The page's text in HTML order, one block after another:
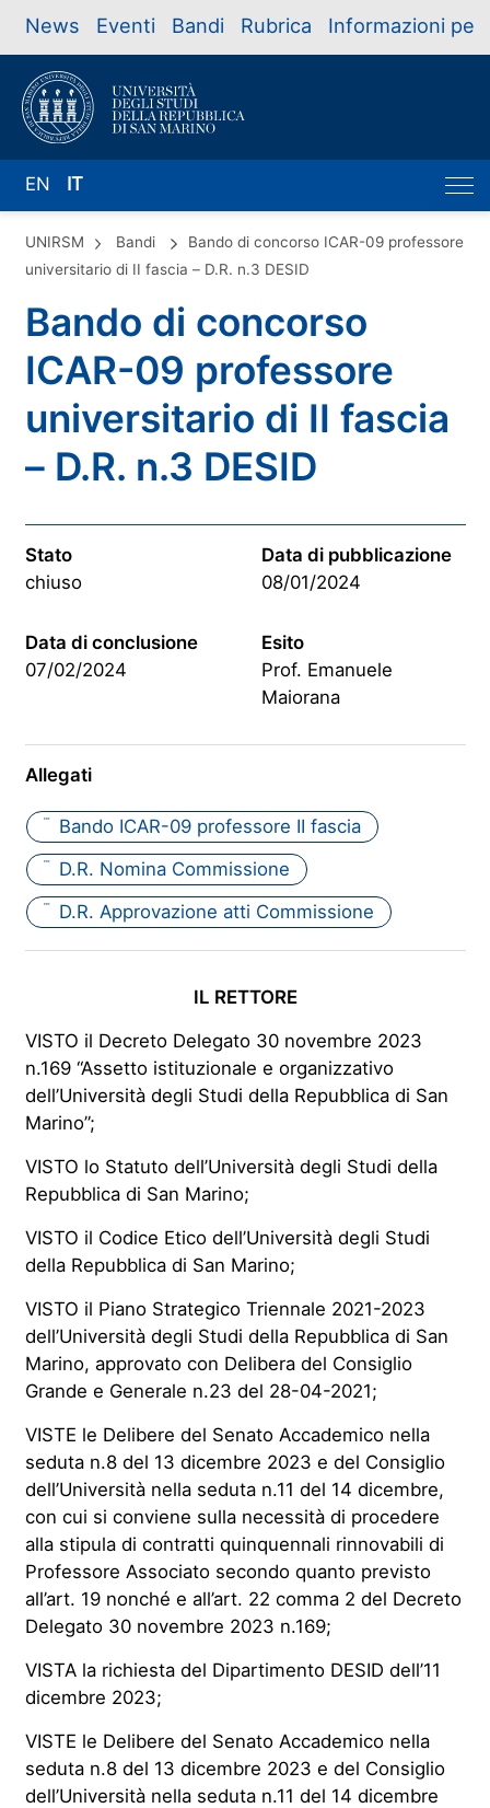
News Eventi Bandi Rubrica Informazioni per
EN IT
UNIRSM Bandi
Bando di concorso ICAR-09 professore
universitario di II fascia – D.R. n.3 DESID
Bando di concorso
ICAR-09 professore
universitario di II fascia
– D.R. n.3 DESID
Stato
chiuso
Data di pubblicazione
08/01/2024
Data di conclusione
07/02/2024
Esito
Prof. Emanuele
Maiorana
Allegati
PDF Bando ICAR-09 professore II fascia
PDF D.R. Nomina Commissione
PDF D.R. Approvazione atti Commissione
IL RETTORE
VISTO il Decreto Delegato 30 novembre 2023
n.169 “Assetto istituzionale e organizzativo
dell’Università degli Studi della Repubblica di San
Marino”;
VISTO lo Statuto dell’Università degli Studi della
Repubblica di San Marino;
VISTO il Codice Etico dell’Università degli Studi
della Repubblica di San Marino;
VISTO il Piano Strategico Triennale 2021-2023
dell’Università degli Studi della Repubblica di San
Marino, approvato con Delibera del Consiglio
Grande e Generale n.23 del 28-04-2021;
VISTE le Delibere del Senato Accademico nella
seduta n.8 del 13 dicembre 2023 e del Consiglio
dell’Università nella seduta n.11 del 14 dicembre,
con cui si conviene sulla necessità di procedere
alla stipula di contratti quinquennali rinnovabili di
Professore Associato secondo quanto previsto
all’art. 19 nonché e all’art. 22 comma 2 del Decreto
Delegato 30 novembre 2023 n.169;
VISTA la richiesta del Dipartimento DESID dell’11
dicembre 2023;
VISTE le Delibere del Senato Accademico nella
seduta n.8 del 13 dicembre 2023 e del Consiglio
dell’Università nella seduta n.11 del 14 dicembre